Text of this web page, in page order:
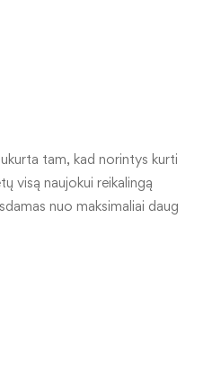
tam, kad norintys kurti
visą naujokui reikalingą
nuo maksimaliai daug